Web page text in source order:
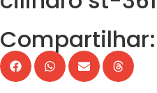
Compartilhar: